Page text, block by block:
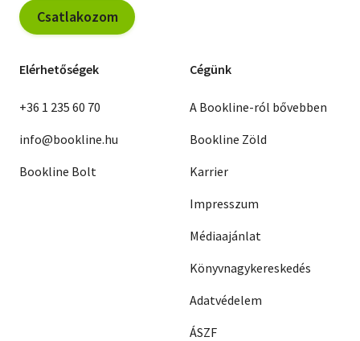
Csatlakozom
Elérhetőségek
+36 1 235 60 70
info@bookline.hu
Bookline Bolt
Cégünk
A Bookline-ról bővebben
Bookline Zöld
Karrier
Impresszum
Médiaajánlat
Könyvnagykereskedés
Adatvédelem
ÁSZF